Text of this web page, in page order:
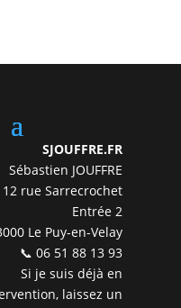
SJOUFFRE.FR
Sébastien JOUFFRE
12 rue Sarrecrochet
Entrée 2
Le Puy-en-Velay
📞 06 51 88 13 93
Si je suis déjà en
laissez un